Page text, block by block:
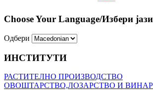
Choose Your Language/Избери
Одбери
ИНСТИТУТИ
РАСТИТЕЛНО ПРОИЗВОДСТВО
ОВОШТАРСТВО,ЛОЗАРСТВО И